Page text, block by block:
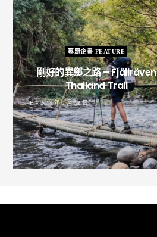
專題企畫 FEATURE
剛好的異鄉之路 – Fjällräven
Thailand Trail
B 2019 年 2 月 12 日